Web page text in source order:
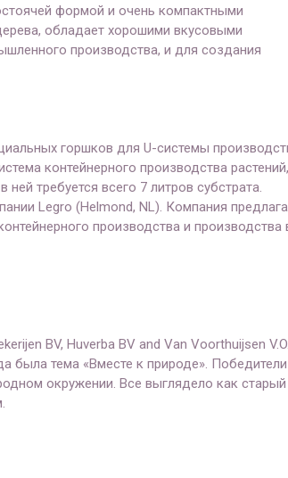
формой и очень компактными
обладает хорошими вкусовыми
производства, и для создания
горшков для U-системы
контейнерного производства
требуется всего 7 литров субстрата.
Legro (Helmond, NL). Компания
производства и производства
BV, Huverba BV and Van Voorthuijsen
была тема «Вместе к природе».
окружении. Все выглядело как